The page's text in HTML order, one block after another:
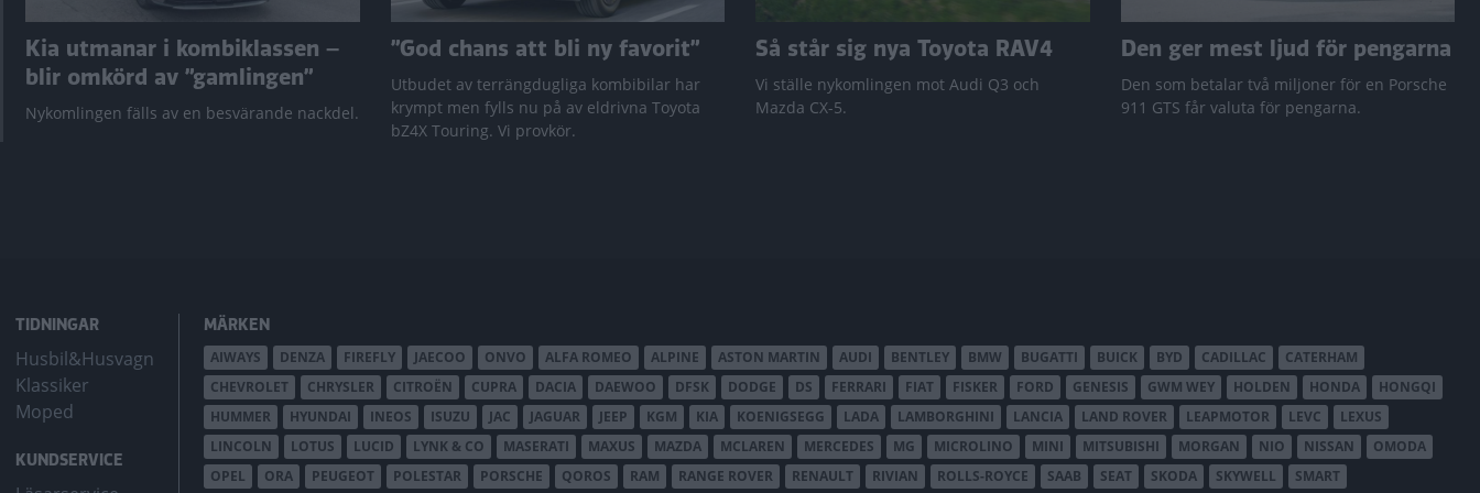
Kia utmanar i kombiklassen –
blir omkörd av ”gamlingen”
Nykomlingen fälls av en besvärande nackdel.
”God chans att bli ny favorit”
Utbudet av terrängdugliga kombibilar har
krympt men fylls nu på av eldrivna Toyota
bZ4X Touring. Vi provkör.
Så står sig nya Toyota RAV4
Vi ställe nykomlingen mot Audi Q3 och
Mazda CX-5.
Den ger mest ljud för pengarna
Den som betalar två miljoner för en Porsche
911 GTS får valuta för pengarna.
TIDNINGAR
Husbil&Husvagn
Klassiker
Moped
KUNDSERVICE
MÄRKEN
AIWAYS DENZA FIREFLY JAECOO ONVO ALFA ROMEO ALPINE ASTON MARTIN AUDI BENTLEY BMW BUGATTI BUICK BYD CADILLAC
CATERHAM
CHEVROLET
CHRYSLER CITROËN CUPRA DACIA DAEWOO DFSK DODGE DS FERRARI FIAT FISKER FORD GENESIS GWM WEY HOLDEN HONDA
HONGQI
HUMMER
HYUNDAI INEOS ISUZU JAC JAGUAR JEEP KGM KIA KOENIGSEGG LADA LAMBORGHINI LANCIA LAND ROVER LEAPMOTOR LEVC
LEXUS
LINCOLN
LOTUS LUCID LYNK & CO MASERATI MAXUS MAZDA MCLAREN MERCEDES MG MICROLINO MINI MITSUBISHI MORGAN NIO NISSAN
OMODA
OPEL
ORA PEUGEOT POLESTAR PORSCHE QOROS RAM RANGE ROVER RENAULT RIVIAN ROLLS-ROYCE SAAB SEAT SKODA SKYWELL SMART